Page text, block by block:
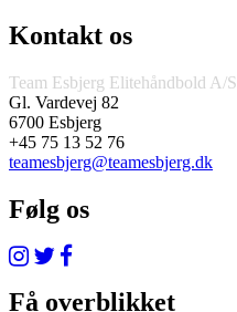
Kontakt os
Team Esbjerg Elitehåndbold A/S
Gl. Vardevej 82
6700 Esbjerg
+45 75 13 52 76
teamesbjerg@teamesbjerg.dk
Følg os
Få overblikket